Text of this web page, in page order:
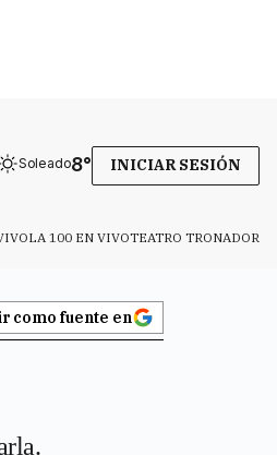
Soleado8° INICIAR SESIÓN
LA 100 EN VIVOTEATRO TRONADOR
como fuente en